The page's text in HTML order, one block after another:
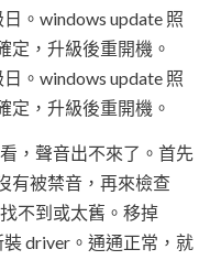
。windows update 照
定，升級後重開機。
。windows update 照
定，升級後重開機。
，聲音出不來了。首先
有被禁音，再來檢查
不到或太舊。移掉
driver。通通正常，就